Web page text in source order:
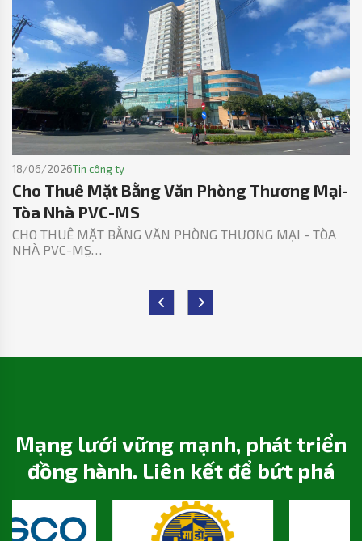
18/06/2026Tin công ty
Cho Thuê Mặt Bằng Văn Phòng Thương Mại-
Tòa Nhà PVC-MS
CHO THUÊ MẶT BẰNG VĂN PHÒNG THƯƠNG MẠI - TÒA
NHÀ PVC-MS
Chúng tôi, Công ty Cổ phần Kết cấu Kim loại và Lắp máy
Dầu khí (PVC-MS) hiện đang cho thuê mặt bằng Văn
Mạng lưới vững mạnh, phát triển
đồng hành. Liên kết để bứt phá